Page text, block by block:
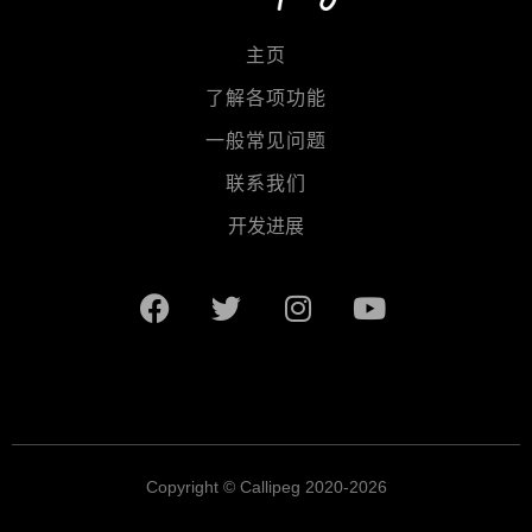
主页
了解各项功能
一般常见问题
联系我们
开发进展
Copyright © Callipeg 2020-2026